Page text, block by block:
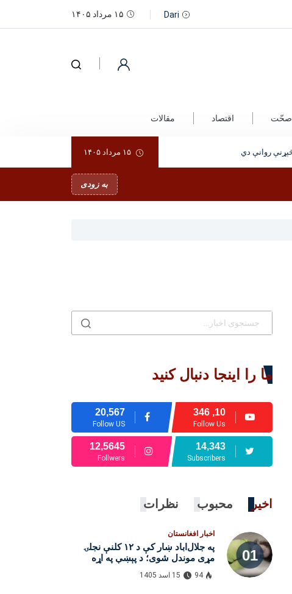
Dari ۱۵ مرداد ۱۴۰۵
صحّت اقتصاد مقالات
۱۵ مرداد ۱۴۰۵
به زودی
ما را اینجا دنبال کنید
20,567
Follow US
10, 346
Follow Us
12,5645
Follwers
14,343
Subscribers
اخیر محبوب نظرات
اخبار افغانستان
په جلال‌اباد ښار کې د ۱۲ کلنې نجلۍ
مړی موندل شوی؛ د پېښې په اړه
94 15 اسد 1405